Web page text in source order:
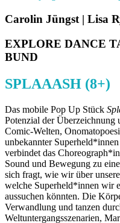
Carolin Jüngst | Lisa
EXPLORE DANCE
BUND
SPLAAASH (8+)
Das mobile Pop Up Stück
Potenzial der Überzeichnung
Comic-Welten,
unbekannter
verbindet das
Sound und Bewegung zu
sich fragt, wie wir über
welche Superheld*innen wir
aussuchen könnten. Die
Verwandlung und tanzen
Weltuntergangsszenarien,